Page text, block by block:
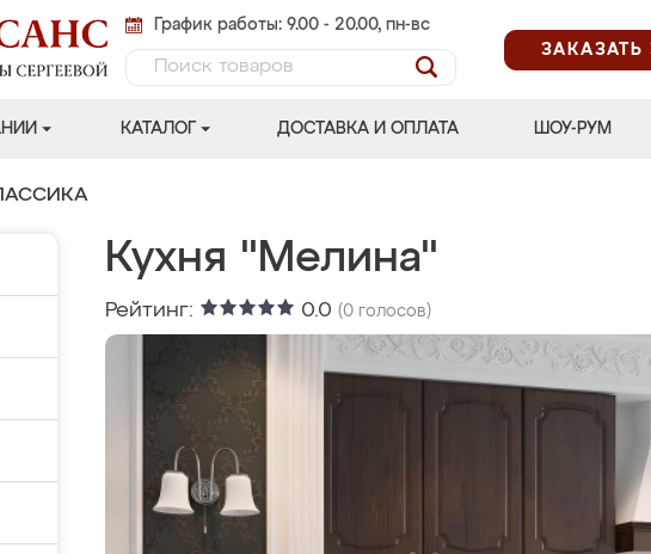
График работы: 9.00 - 20.00, пн-вс
ЗАКАЗАТЬ
КАТАЛОГ ДОСТАВКА И ОПЛАТА ШОУ-РУМ
Кухня "Мелина"
Рейтинг: 0.0 (0 голосов)